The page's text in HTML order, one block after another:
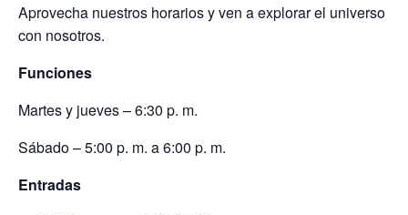
Aprovecha nuestros horarios y ven a explorar el universo
con nosotros.
Funciones
Martes y jueves – 6:30 p. m.
Sábado – 5:00 p. m. a 6:00 p. m.
Entradas